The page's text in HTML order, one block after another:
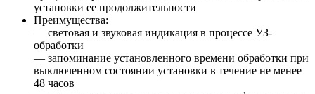
установки ее продолжительности
Преимущества:
— световая и звуковая индикация в процессе УЗ-
обработки
— запоминание установленного времени обработки при
выключенном состоянии установки в течение не менее
48 часов